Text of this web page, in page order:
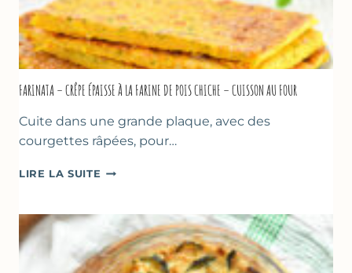
FARINATA – CRÊPE ÉPAISSE À LA FARINE DE POIS CHICHE – CUISSON AU FOUR
Cuite dans une grande plaque, avec des
courgettes râpées, pour…
LIRE LA SUITE FARINATA
ÉPAISSE
À
LA
FARINE